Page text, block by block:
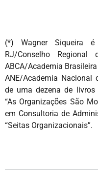
(*) Wagner Siqueira
RJ/Conselho Regional
ABCA/Academia
ANE/Academia Nacional
de uma dezena de livros
“As Organizações São
em Consultoria de
“Seitas Organizacionais”.